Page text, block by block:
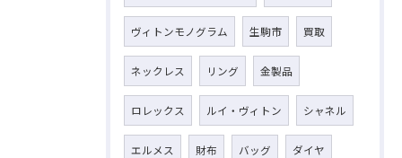
ヴィトンモノグラム 生駒市 買取
ネックレス リング 金製品
ロレックス ルイ・ヴィトン シャネル
エルメス 財布 バッグ ダイヤ